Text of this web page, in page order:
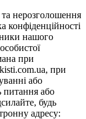
нерозголошення
конфіденційності
нашого
при
при
або
питання або
будь
адресу: